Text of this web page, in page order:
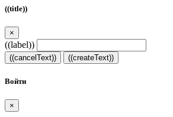
((title))
×
((label))
((cancelText)) ((createText))
Войти
×